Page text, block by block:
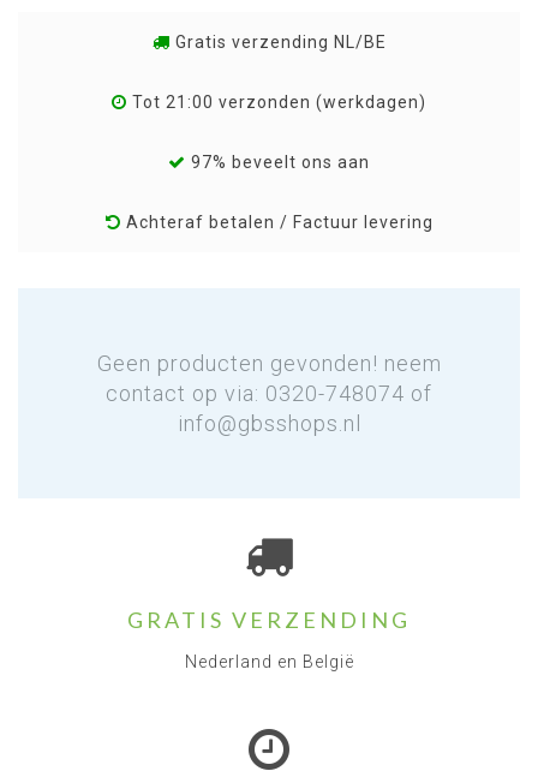
Gratis verzending NL/BE
Tot 21:00 verzonden (werkdagen)
97% beveelt ons aan
Achteraf betalen / Factuur levering
Geen producten gevonden! neem
contact op via: 0320-748074 of
info@gbsshops.nl
GRATIS VERZENDING
Nederland en België